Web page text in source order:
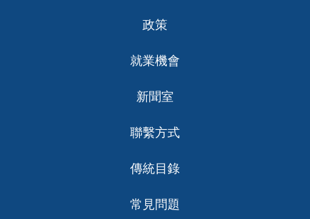
政策
就業機會
新聞室
聯繫方式
傳統目錄
常見問題